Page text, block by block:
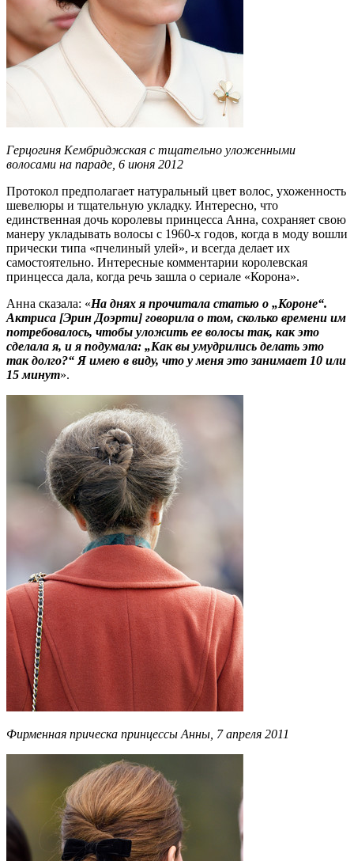
Герцогиня Кембриджская с тщательно уложенными
волосами на параде, 6 июня 2012
Протокол предполагает натуральный цвет волос, ухоженность
шевелюры и тщательную укладку. Интересно, что
единственная дочь королевы принцесса Анна, сохраняет свою
манеру укладывать волосы с 1960-х годов, когда в моду вошли
прически типа «пчелиный улей», и всегда делает их
самостоятельно. Интересные комментарии королевская
принцесса дала, когда речь зашла о сериале «Корона».
Анна сказала: «На днях я прочитала статью о „Короне“.
Актриса [Эрин Доэрти] говорила о том, сколько времени им
потребовалось, чтобы уложить ее волосы так, как это
сделала я, и я подумала: „Как вы умудрились делать это
так долго?“ Я имею в виду, что у меня это занимает 10 или
15 минут».
Фирменная прическа принцессы Анны, 7 апреля 2011